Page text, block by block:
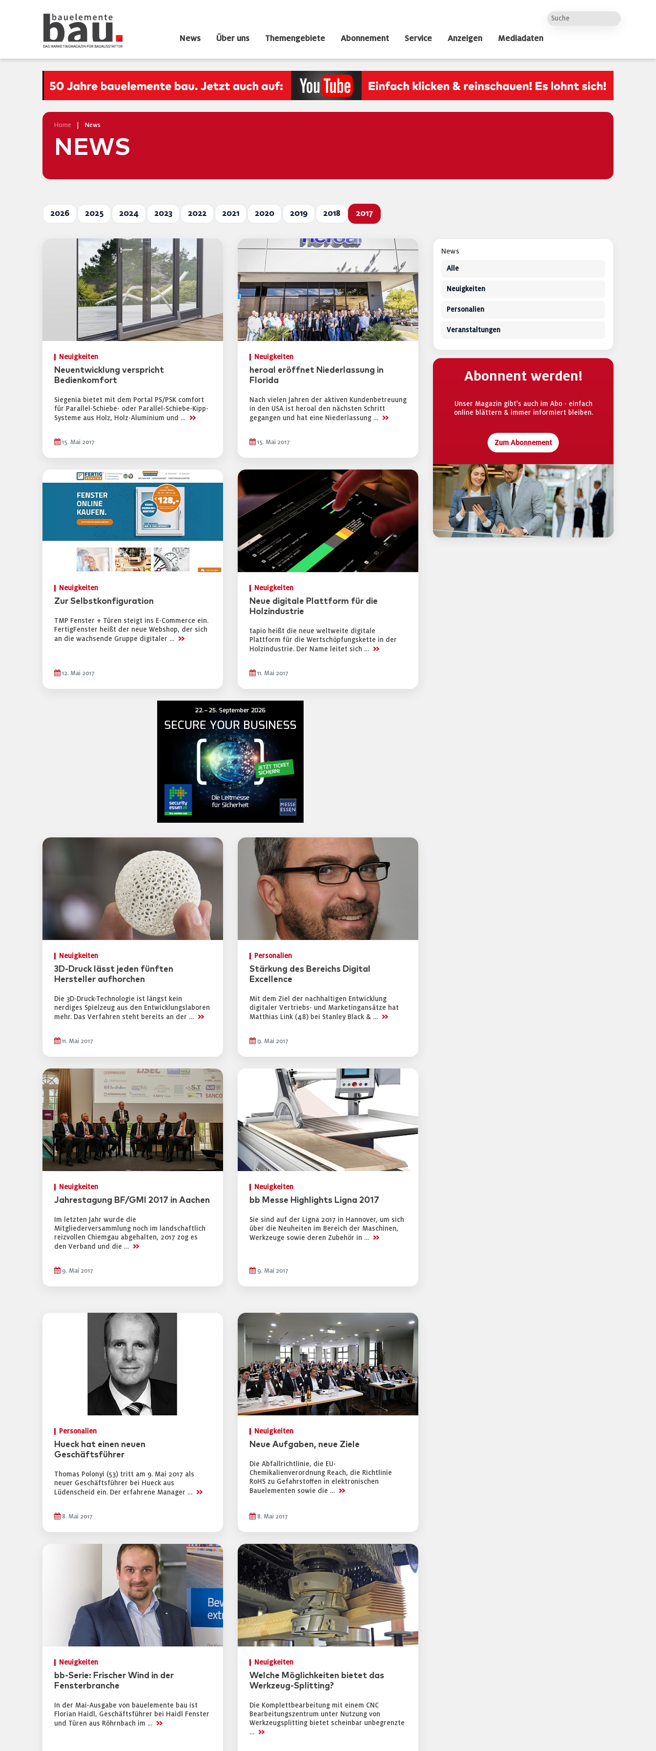
News Über uns Themengebiete Abonnement Service Anzeigen Mediadaten
Home News
NEWS
2026 2025 2024 2023 2022 2021 2020 2019 2018 2017
Neuigkeiten
Neuentwicklung verspricht
Bedienkomfort
Siegenia bietet mit dem Portal PS/PSK comfort
für Parallel-Schiebe- oder Parallel-Schiebe-Kipp-
Systeme aus Holz, Holz-Aluminium und … >>
15. Mai 2017
Neuigkeiten
heroal eröffnet Niederlassung in
Florida
Nach vielen Jahren der aktiven Kundenbetreuung
in den USA ist heroal den nächsten Schritt
gegangen und hat eine Niederlassung … >>
15. Mai 2017
Neuigkeiten
Zur Selbstkonfiguration
TMP Fenster + Türen steigt ins E-Commerce ein.
FertigFenster heißt der neue Webshop, der sich
an die wachsende Gruppe digitaler … >>
12. Mai 2017
Neuigkeiten
Neue digitale Plattform für die
Holzindustrie
tapio heißt die neue weltweite digitale
Plattform für die Wertschöpfungskette in der
Holzindustrie. Der Name leitet sich … >>
11. Mai 2017
Neuigkeiten
3D-Druck lässt jeden fünften
Hersteller aufhorchen
Die 3D-Druck-Technologie ist längst kein
nerdiges Spielzeug aus den Entwicklungslaboren
mehr. Das Verfahren steht bereits an der … >>
11. Mai 2017
Personalien
Stärkung des Bereichs Digital
Excellence
Mit dem Ziel der nachhaltigen Entwicklung
digitaler Vertriebs- und Marketingansätze hat
Matthias Link (48) bei Stanley Black & … >>
9. Mai 2017
Neuigkeiten
Jahrestagung BF/GMI 2017 in Aachen
Im letzten Jahr wurde die
Mitgliederversammlung noch im landschaftlich
reizvollen Chiemgau abgehalten, 2017 zog es
den Verband und die … >>
9. Mai 2017
Neuigkeiten
bb Messe Highlights Ligna 2017
Sie sind auf der Ligna 2017 in Hannover, um sich
über die Neuheiten im Bereich der Maschinen,
Werkzeuge sowie deren Zubehör in … >>
9. Mai 2017
Personalien
Hueck hat einen neuen
Geschäftsführer
Thomas Polonyi (53) tritt am 9. Mai 2017 als
neuer Geschäftsführer bei Hueck aus
Lüdenscheid ein. Der erfahrene Manager … >>
8. Mai 2017
Neuigkeiten
Neue Aufgaben, neue Ziele
Die Abfallrichtlinie, die EU-
Chemikalienverordnung Reach, die Richtlinie
RoHS zu Gefahrstoffen in elektronischen
Bauelementen sowie die … >>
8. Mai 2017
Neuigkeiten
bb-Serie: Frischer Wind in der
Fensterbranche
In der Mai-Ausgabe von bauelemente bau ist
Florian Haidl, Geschäftsführer bei Haidl Fenster
und Türen aus Röhrnbach im … >>
Neuigkeiten
Welche Möglichkeiten bietet das
Werkzeug-Splitting?
Die Komplettbearbeitung mit einem CNC
Bearbeitungszentrum unter Nutzung von
Werkzeugsplitting bietet scheinbar unbegrenzte
… >>
News
Alle
Neuigkeiten
Personalien
Veranstaltungen
Abonnent werden!
Unser Magazin gibt's auch im Abo - einfach
online blättern & immer informiert bleiben.
Zum Abonnement